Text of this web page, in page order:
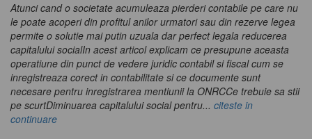
Atunci cand o societate acumuleaza pierderi contabile pe care nu
le poate acoperi din profitul anilor urmatori sau din rezerve legea
permite o solutie mai putin uzuala dar perfect legala reducerea
capitalului socialIn acest articol explicam ce presupune aceasta
operatiune din punct de vedere juridic contabil si fiscal cum se
inregistreaza corect in contabilitate si ce documente sunt
necesare pentru inregistrarea mentiunii la ONRCCe trebuie sa stii
pe scurtDiminuarea capitalului social pentru... citeste in
continuare